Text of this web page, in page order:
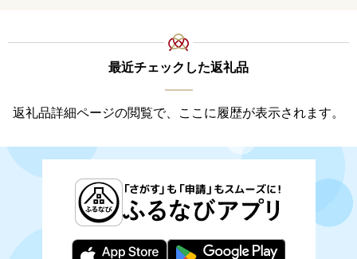
最近チェックした返礼品
返礼品詳細ページの閲覧で、ここに履歴が表示されます。